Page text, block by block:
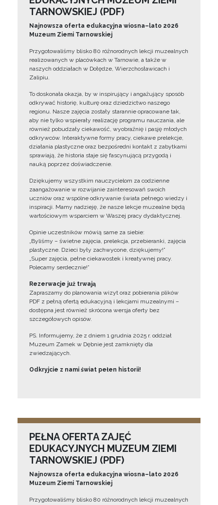
TARNOWSKIEJ (PDF)
Najnowsza oferta edukacyjna wiosna–lato 2026
Muzeum Ziemi Tarnowskiej
Przygotowaliśmy blisko 80 różnorodnych lekcji muzealnych
realizowanych w placówkach w Tarnowie, a także w
naszych oddziałach w Dołędze, Wierzchosławicach i
Zalipiu.
To doskonała okazja, by w inspirujący i angażujący sposób
odkrywać historię, kulturę oraz dziedzictwo naszego
regionu. Nasze zajęcia zostały starannie opracowane tak,
aby nie tylko wspierały realizację programu nauczania, ale
również pobudzały ciekawość, wyobraźnię i pasję młodych
odkrywców. Interaktywne formy pracy, ciekawe prelekcje,
działania plastyczne oraz bezpośredni kontakt z zabytkami
sprawiają, że historia staje się fascynującą przygodą i
nauką poprzez doświadczenie.
Dziękujemy wszystkim nauczycielom za codzienne
zaangażowanie w rozwijanie zainteresowań swoich
uczniów oraz wspólne odkrywanie świata pełnego wiedzy i
inspiracji. Mamy nadzieję, że nasze lekcje muzealne będą
wartościowym wsparciem w Waszej pracy dydaktycznej.
Opinie uczestników mówią same za siebie:
„Byliśmy – świetne zajęcia, prelekcja, przebieranki, zajęcia
plastyczne. Dzieci były zachwycone, dziękujemy!”
„Super zajęcia, pełne ciekawostek i kreatywnej pracy.
Polecamy serdecznie!”
Rezerwacje już trwają
Zapraszamy do planowania wizyt oraz pobierania plików
PDF z pełną ofertą edukacyjną i lekcjami muzealnymi –
dostępna jest również skrócona wersja oferty bez
szczegółowych opisów.
PS. Informujemy, że z dniem 1 grudnia 2025 r. oddział
Muzeum Zamek w Dębnie jest zamknięty dla
zwiedzających.
Odkryjcie z nami świat pełen historii!
PEŁNA OFERTA ZAJĘĆ
EDUKACYJNYCH MUZEUM ZIEMI
TARNOWSKIEJ (PDF)
Najnowsza oferta edukacyjna wiosna–lato 2026
Muzeum Ziemi Tarnowskiej
Przygotowaliśmy blisko 80 różnorodnych lekcji muzealnych